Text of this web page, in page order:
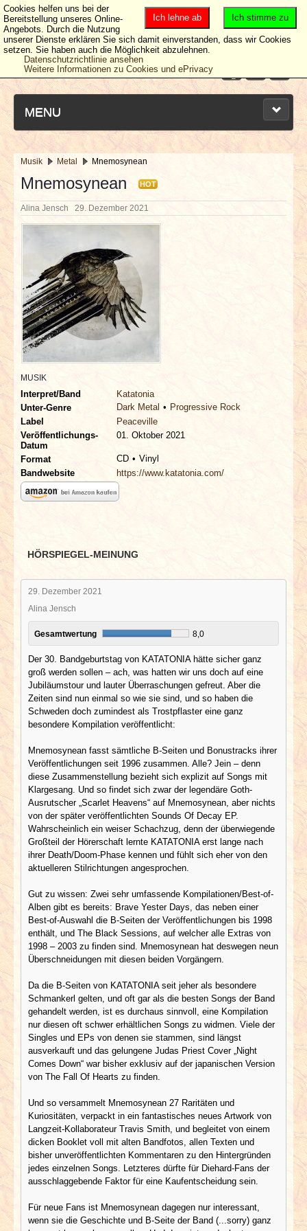
MENU
NEUESTE ARTIKEL
NEWS & DATES
BERICHTE
VERLOSUNGEN
INTERVIEWS
SPECIALS
REDAKTION
LINKS
ARCHIV
Musik Metal Mnemosynean
Mnemosynean HOT
Alina Jensch 29. Dezember 2021
MUSIK
Interpret/Band
Katatonia
Unter-Genre
Dark Metal
Progressive Rock
Label
Peaceville
Veröffentlichungs-
Datum
01. Oktober 2021
Format CD
Vinyl
Bandwebsite
https://www.katatonia.com/
HÖRSPIEGEL-MEINUNG
29. Dezember 2021
Alina Jensch
Gesamtwertung 8,0
Der 30. Bandgeburtstag von KATATONIA hätte sicher ganz
groß werden sollen – ach, was hatten wir uns doch auf eine
Jubiläumstour und lauter Überraschungen gefreut. Aber die
Zeiten sind nun einmal so wie sie sind, und so haben die
Schweden doch zumindest als Trostpflaster eine ganz
besondere Kompilation veröffentlicht:
Mnemosynean fasst sämtliche B-Seiten und Bonustracks ihrer
Veröffentlichungen seit 1996 zusammen. Alle? Jein – denn
diese Zusammenstellung bezieht sich explizit auf Songs mit
Klargesang. Und so findet sich zwar der legendäre Goth-
Ausrutscher „Scarlet Heavens“ auf Mnemosynean, aber nichts
von der später veröffentlichten Sounds Of Decay EP.
Wahrscheinlich ein weiser Schachzug, denn der überwiegende
Großteil der Hörerschaft lernte KATATONIA erst lange nach
ihrer Death/Doom-Phase kennen und fühlt sich eher von den
aktuelleren Stilrichtungen angesprochen.
Gut zu wissen: Zwei sehr umfassende Kompilationen/Best-of-
Alben gibt es bereits: Brave Yester Days, das neben einer
Best-of-Auswahl die B-Seiten der Veröffentlichungen bis 1998
enthält, und The Black Sessions, auf welcher alle Extras von
1998 – 2003 zu finden sind. Mnemosynean hat deswegen neun
Überschneidungen mit diesen beiden Vorgängern.
Da die B-Seiten von KATATONIA seit jeher als besondere
Schmankerl gelten, und oft gar als die besten Songs der Band
gehandelt werden, ist es durchaus sinnvoll, eine Kompilation
nur diesen oft schwer erhältlichen Songs zu widmen. Viele der
Singles und EPs von denen sie stammen, sind längst
ausverkauft und das gelungene Judas Priest Cover „Night
Comes Down“ war bisher exklusiv auf der japanischen Version
von The Fall Of Hearts zu finden.
Und so versammelt Mnemosynean 27 Raritäten und
Kuriositäten, verpackt in ein fantastisches neues Artwork von
Langzeit-Kollaborateur Travis Smith, und begleitet von einem
dicken Booklet voll mit alten Bandfotos, allen Texten und
bisher unveröffentlichten Kommentaren zu den Hintergründen
jedes einzelnen Songs. Letzteres dürfte für Diehard-Fans der
ausschlaggebende Faktor für eine Kaufentscheidung sein.
Für neue Fans ist Mnemosynean dagegen nur interessant,
wenn sie die Geschichte und B-Seite der Band (...sorry) ganz
Ich stimme zu
Ich lehne ab
Cookies helfen uns bei der
Bereitstellung unseres Online-
Angebots. Durch die Nutzung
unserer Dienste erklären Sie sich damit einverstanden, dass wir Cookies
setzen. Sie haben auch die Möglichkeit abzulehnen.
Datenschutzrichtlinie ansehen
Weitere Informationen zu Cookies und ePrivacy